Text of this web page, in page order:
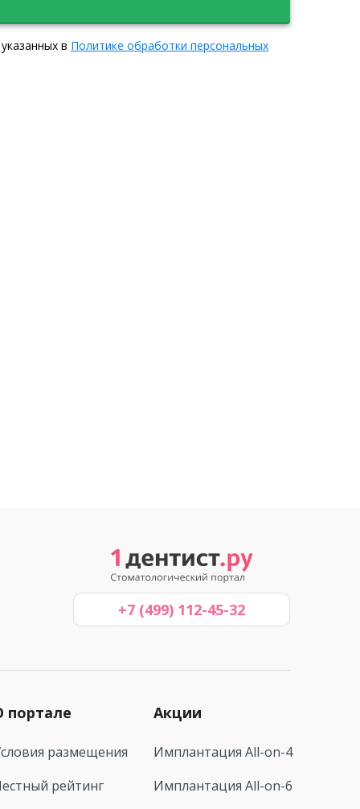
в Политике обработки персональных
+7 (499) 112-45-32
портале
размещения
рейтинг
Акции
Имплантация All-on-4
Имплантация All-on-6